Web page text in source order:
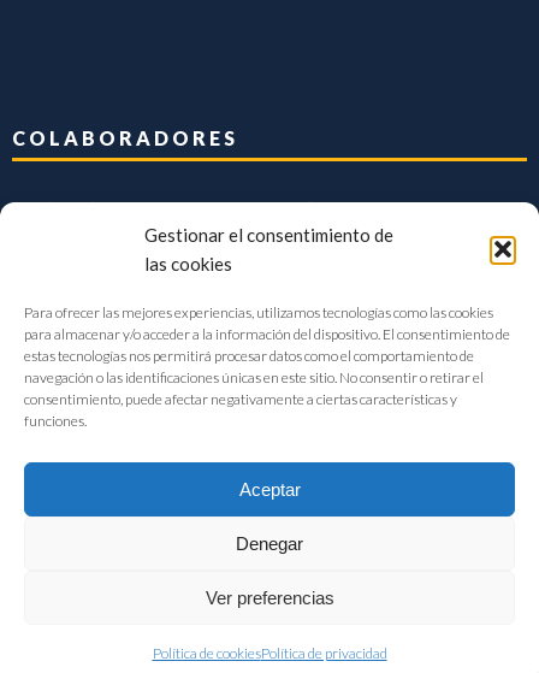
Gestionar el consentimiento de
las cookies
Para ofrecer las mejores experiencias, utilizamos tecnologías como las cookies
para almacenar y/o acceder a la información del dispositivo. El consentimiento de
estas tecnologías nos permitirá procesar datos como el comportamiento de
navegación o las identificaciones únicas en este sitio. No consentir o retirar el
consentimiento, puede afectar negativamente a ciertas características y
funciones.
Aceptar
Denegar
Ver preferencias
Política de cookiesPolítica de privacidad
COLABORADORES
FIAB Federación Española de Industrias de la Alimentación y Bebidas